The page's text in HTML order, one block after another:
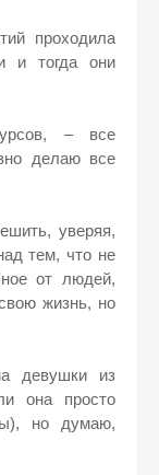
проходила
и тогда они
– все
делаю все
уверяя,
тем, что не
от людей,
жизнь, но
девушки из
она просто
но думаю,